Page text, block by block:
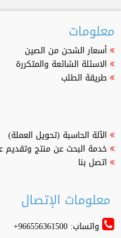
معلومات
أسعار الشحن من الصين
الاسئلة الشائعة والمتكررة
طريقة الطلب
الآلة الحاسبة (تحويل العملة)
خدمة البحث عن منتج وتقديم
اتصل بنا
معلومات الإتصال
واتساب: 966556361500+